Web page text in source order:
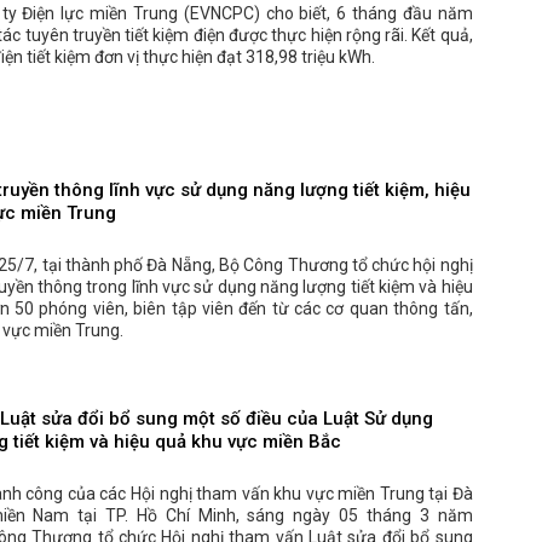
Điện lực miền Trung (EVNCPC) cho biết, 6 tháng đầu năm
tuyên truyền tiết kiệm điện được thực hiện rộng rãi. Kết quả,
tiết kiệm đơn vị thực hiện đạt 318,98 triệu kWh.
thông lĩnh vực sử dụng năng lượng tiết kiệm, hiệu
miền Trung
7, tại thành phố Đà Nẵng, Bộ Công Thương tổ chức hội nghị
thông trong lĩnh vực sử dụng năng lượng tiết kiệm và hiệu
50 phóng viên, biên tập viên đến từ các cơ quan thông tấn,
miền Trung.
sửa đổi bổ sung một số điều của Luật Sử dụng
tiết kiệm và hiệu quả khu vực miền Bắc
công của các Hội nghị tham vấn khu vực miền Trung tại Đà
Nam tại TP. Hồ Chí Minh, sáng ngày 05 tháng 3 năm
Thương tổ chức Hội nghị tham vấn Luật sửa đổi bổ sung